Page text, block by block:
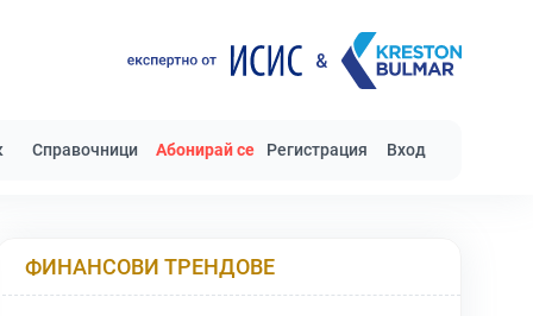
Справочници Абонирай се Регистрация Вход
ФИНАНСОВИ ТРЕНДОВЕ